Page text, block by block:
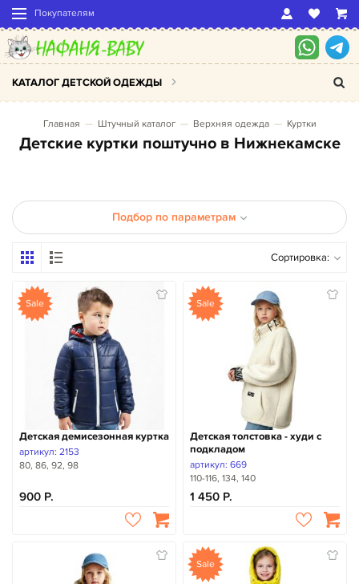
Покупателям
КАТАЛОГ ДЕТСКОЙ ОДЕЖДЫ
Главная Штучный каталог Верхняя одежда Куртки
Детские куртки поштучно в Нижнекамске
Подбор по параметрам
Сортировка:
Sale
Детская демисезонная куртка
артикул: 2153
80, 86, 92, 98
900
Sale
Детская толстовка - худи с
подкладом
артикул: 669
110-116, 134, 140
1 450
Sale